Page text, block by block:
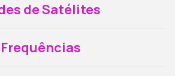
de Satélites
Frequências